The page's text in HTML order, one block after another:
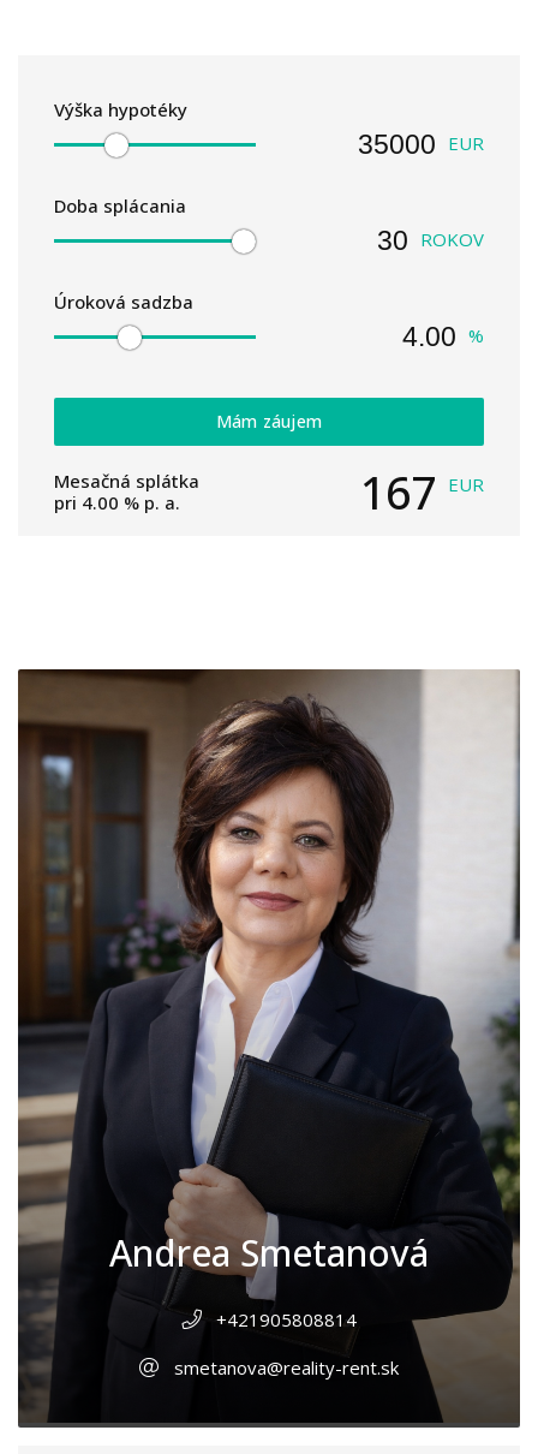
Výška hypotéky
EUR
Doba splácania
ROKOV
Úroková sadzba
%
Mám záujem
Mesačná splátka
pri 4.00 % p. a. 167 EUR
Andrea Smetanová
+421905808814
smetanova@reality-rent.sk